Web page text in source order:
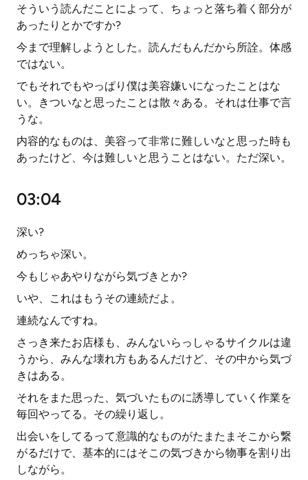
そういう読んだことによって、ちょっと落ち着く部分が
あったりとかですか?
今まで理解しようとした。読んだもんだから所詮。体感
ではない。
でもそれでもやっぱり僕は美容嫌いになったことはな
い。きついなと思ったことは散々ある。それは仕事で言
うな。
内容的なものは、美容って非常に難しいなと思った時も
あったけど、今は難しいと思うことはない。ただ深い。
03:04
深い?
めっちゃ深い。
今もじゃあやりながら気づきとか?
いや、これはもうその連続だよ。
連続なんですね。
さっき来たお店様も、みんないらっしゃるサイクルは違
うから、みんな壊れ方もあるんだけど、その中から気づ
きはある。
それをまた思った、気づいたものに誘導していく作業を
毎回やってる。その繰り返し。
出会いをしてるって意識的なものがたまたまそこから繋
がるだけで、基本的にはそこの気づきから物事を割り出
しながら。